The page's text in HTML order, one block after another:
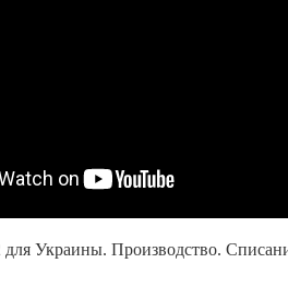
Украины. Производство.